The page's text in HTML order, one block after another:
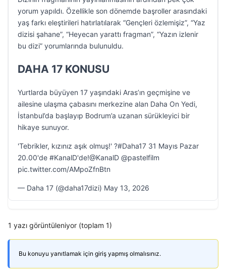
yorum yapıldı. Özellikle son dönemde başroller arasındaki
yaş farkı eleştirileri hatırlatılarak “Gençleri özlemişiz”, “Yaz
dizisi şahane”, “Heyecan yarattı fragman”, “Yazın izlenir
bu dizi” yorumlarında bulunuldu.
DAHA 17 KONUSU
Yurtlarda büyüyen 17 yaşındaki Aras’ın geçmişine ve
ailesine ulaşma çabasını merkezine alan Daha On Yedi,
İstanbul’da başlayıp Bodrum’a uzanan sürükleyici bir
hikaye sunuyor.
'Tebrikler, kızınız aşık olmuş!' ?#Daha17 31 Mayıs Pazar
20.00'de #KanalD'de!@KanalD @pastelfilm
pic.twitter.com/AMpoZfnBtn
— Daha 17 (@daha17dizi) May 13, 2026
1 yazı görüntüleniyor (toplam 1)
Bu konuyu yanıtlamak için giriş yapmış olmalısınız.